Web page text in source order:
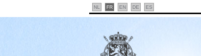
NL FR EN DE ES